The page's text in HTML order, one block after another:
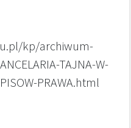
kp/archiwum-
TAJNA-W-
PRAWA.html